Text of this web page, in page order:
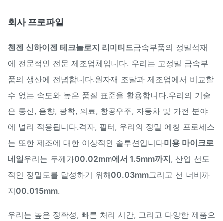
회사 프로파일
첸젠 신하이젠 테크놀로지 리미티드금속부품의 정밀석재
에 전문적인 전문 제조업체입니다. 우리는 고정밀 금속부
품의 생산에 전념합니다.원자재 조달과 제조업에서 비교할
수 없는 속도와 높은 품질 표준을 활용합니다.우리의 기술
은 통신, 음향, 광학, 의료, 항공우주, 자동차 및 가전 분야
에 널리 적용됩니다.격자, 필터, 우리의 정밀 에칭 프로세스
는 또한 제조에 대한 이상적인 솔루션입니다미용 마이크로
네일우리는 두께가00.02mm에서 1.5mm까지, 산업 선도
적인 정밀도를 달성하기 위해00.03mm그리고 선 너비까
지00.015mm.
우리는 높은 정확성, 빠른 처리 시간, 그리고 다양한 제품으